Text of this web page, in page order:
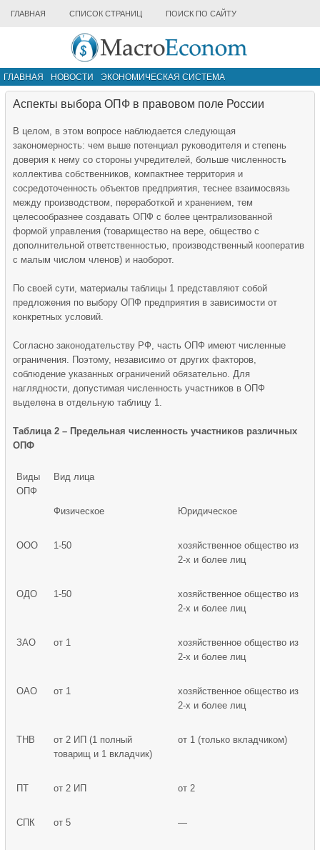
ГЛАВНАЯ СПИСОК СТРАНИЦ ПОИСК ПО САЙТУ
ГЛАВНАЯ НОВОСТИ
ЭКОНОМИЧЕСКАЯ СИСТЕМА
ИНФРАСТРУКТУРА РЫНКА
Аспекты выбора ОПФ в правовом поле России
В целом, в этом вопросе наблюдается следующая
закономерность: чем выше потенциал руководителя и степень
доверия к нему со стороны учредителей, больше численность
коллектива собственников, компактнее территория и
сосредоточенность объектов предприятия, теснее взаимосвязь
между производством, переработкой и хранением, тем
целесообразнее создавать ОПФ с более централизованной
формой управления (товарищество на вере, общество с
дополнительной ответственностью, производственный кооператив
с малым числом членов) и наоборот.
По своей сути, материалы таблицы 1 представляют собой
предложения по выбору ОПФ предприятия в зависимости от
конкретных условий.
Согласно законодательству РФ, часть ОПФ имеют численные
ограничения. Поэтому, независимо от других факторов,
соблюдение указанных ограничений обязательно. Для
наглядности, допустимая численность участников в ОПФ
выделена в отдельную таблицу 1.
Таблица 2 – Предельная численность участников различных
ОПФ
Виды
ОПФ
Вид лица
Физическое Юридическое
ООО 1-50
хозяйственное общество из
2-х и более лиц
ОДО 1-50
хозяйственное общество из
2-х и более лиц
ЗАО от 1
хозяйственное общество из
2-х и более лиц
ОАО от 1
хозяйственное общество из
2-х и более лиц
ТНВ
от 2 ИП (1 полный
товарищ и 1 вкладчик)
от 1 (только вкладчиком)
ПТ от 2 ИП от 2
СПК от 5 —